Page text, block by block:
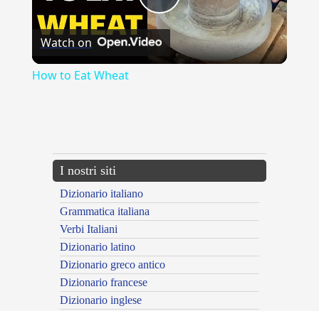
Play
Video
Watch on
How to Eat Wheat
I nostri siti
Dizionario italiano
Grammatica italiana
Verbi Italiani
Dizionario latino
Dizionario greco antico
Dizionario francese
Dizionario inglese